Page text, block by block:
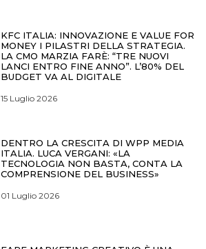
KFC ITALIA: INNOVAZIONE E VALUE FOR
MONEY I PILASTRI DELLA STRATEGIA.
LA CMO MARZIA FARÈ: “TRE NUOVI
LANCI ENTRO FINE ANNO”. L’80% DEL
BUDGET VA AL DIGITALE
15 Luglio 2026
DENTRO LA CRESCITA DI WPP MEDIA
ITALIA. LUCA VERGANI: «LA
TECNOLOGIA NON BASTA, CONTA LA
COMPRENSIONE DEL BUSINESS»
01 Luglio 2026